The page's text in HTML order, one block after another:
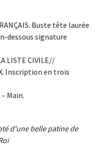
Buste tête laurée
dessous signature
LISTE CIVILE//
Inscription en trois
Main.
d'une belle patine de